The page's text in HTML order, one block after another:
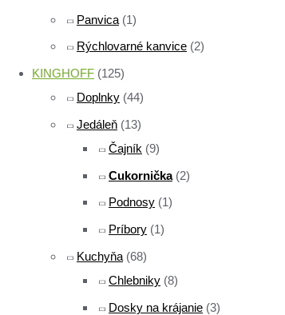
Panvica (1)
Rýchlovarné kanvice (2)
KINGHOFF (125)
Doplnky (44)
Jedáleň (13)
Čajník (9)
Cukornička (2)
Podnosy (1)
Príbory (1)
Kuchyňa (68)
Chlebniky (8)
Dosky na krájanie (3)